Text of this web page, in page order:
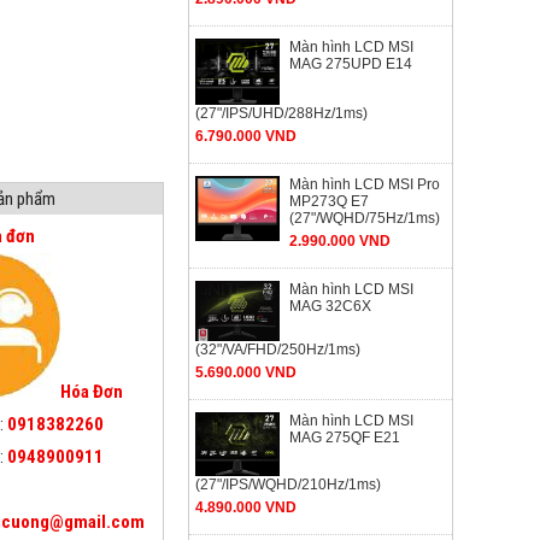
phẩm
đơn
Hóa Đơn
0918382260
0948900911
Màn hình LCD MSI
MAG 275UPD E14
(27"/IPS/UHD/288Hz/1ms)
6.790.000 VND
Màn hình LCD MSI Pro
MP273Q E7
(27"/WQHD/75Hz/1ms)
2.990.000 VND
Màn hình LCD MSI
MAG 32C6X
(32"/VA/FHD/250Hz/1ms)
5.690.000 VND
Màn hình LCD MSI
MAG 275QF E21
(27"/IPS/WQHD/210Hz/1ms)
4.890.000 VND